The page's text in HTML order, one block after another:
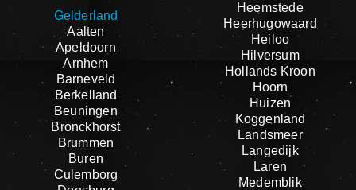
Gelderland
Aalten
Apeldoorn
Arnhem
Barneveld
Berkelland
Beuningen
Bronckhorst
Brummen
Buren
Culemborg
Heemstede
Heerhugowaard
Heiloo
Hilversum
Hollands Kroon
Hoorn
Huizen
Koggenland
Landsmeer
Langedijk
Laren
Medemblik